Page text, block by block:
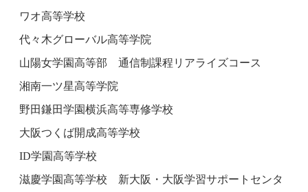
ワオ高等学校
代々木グローバル高等学院
山陽女学園高等部 通信制課程リアライズコース
湘南一ツ星高等学院
野田鎌田学園横浜高等専修学校
大阪つくば開成高等学校
ID学園高等学校
滋慶学園高等学校 新大阪・大阪学習サポートセンタ